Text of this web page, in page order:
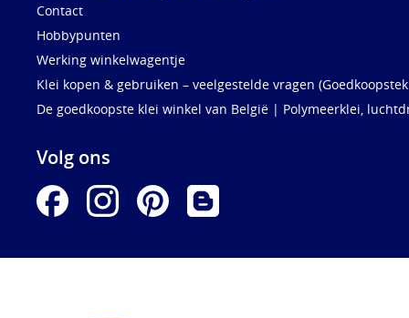
Contact
Hobbypunten
Werking winkelwagentje
Klei kopen & gebruiken – veelgestelde vragen
De goedkoopste klei winkel van België | Polymeerklei,
Volg ons